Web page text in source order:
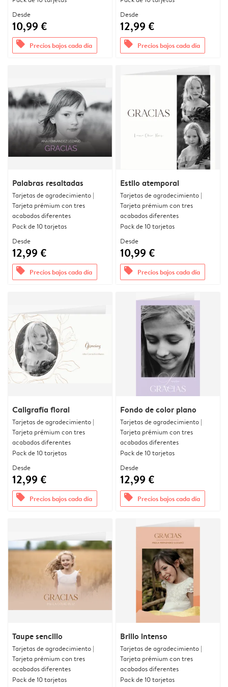
Desde
10,99 €
offers Precios bajos cada día
Desde
12,99 €
offers Precios bajos cada día
Palabras resaltadas
Tarjetas de agradecimiento |
Tarjeta prémium con tres
acabados diferentes
Pack de 10 tarjetas
Desde
12,99 €
offers Precios bajos cada día
Estilo atemporal
Tarjetas de agradecimiento |
Tarjeta prémium con tres
acabados diferentes
Pack de 10 tarjetas
Desde
10,99 €
offers Precios bajos cada día
Caligrafía floral
Tarjetas de agradecimiento |
Tarjeta prémium con tres
acabados diferentes
Pack de 10 tarjetas
Desde
12,99 €
offers Precios bajos cada día
Fondo de color plano
Tarjetas de agradecimiento |
Tarjeta prémium con tres
acabados diferentes
Pack de 10 tarjetas
Desde
12,99 €
offers Precios bajos cada día
Taupe sencillo
Tarjetas de agradecimiento |
Tarjeta prémium con tres
acabados diferentes
Pack de 10 tarjetas
Brillo intenso
Tarjetas de agradecimiento |
Tarjeta prémium con tres
acabados diferentes
Pack de 10 tarjetas